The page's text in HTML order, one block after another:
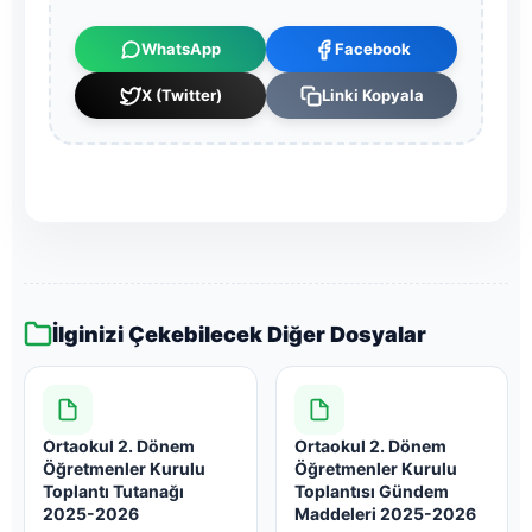
WhatsApp Facebook
X (Twitter) Linki Kopyala
İlginizi Çekebilecek Diğer Dosyalar
Ortaokul 2. Dönem
Öğretmenler Kurulu
Toplantı Tutanağı
2025-2026
Ortaokul 2. Dönem
Öğretmenler Kurulu
Toplantısı Gündem
Maddeleri 2025-2026